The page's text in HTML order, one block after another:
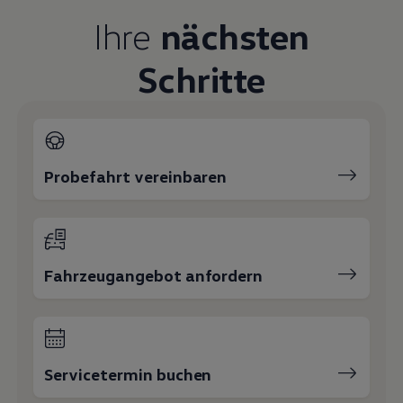
Lifestyle
Transport
Familie
Elektromobilität
Volkswagen R
Ihre nächsten
Schritte
Probefahrt vereinbaren
Fahrzeugangebot anfordern
Servicetermin buchen